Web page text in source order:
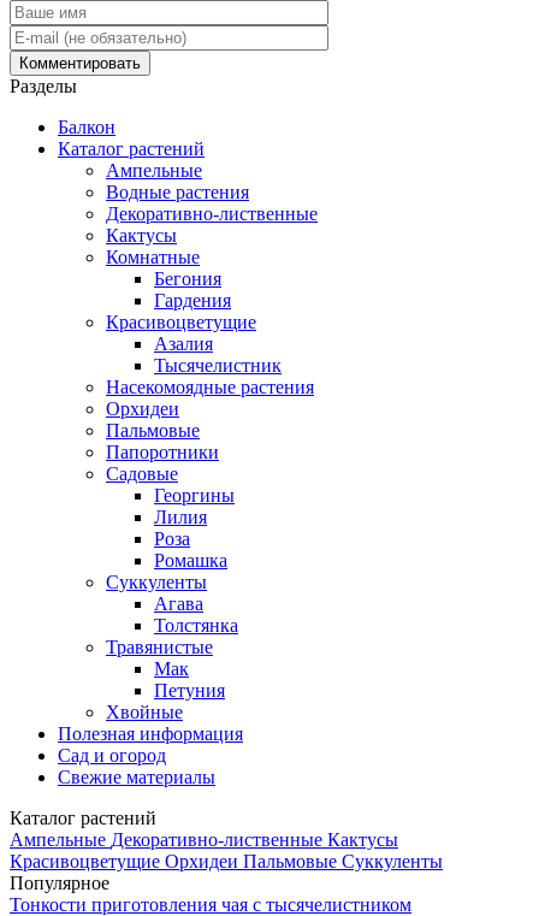
Разделы
Балкон
Каталог растений
Ампельные
Водные растения
Декоративно-лиственные
Кактусы
Комнатные
Бегония
Гардения
Красивоцветущие
Азалия
Тысячелистник
Насекомоядные растения
Орхидеи
Пальмовые
Папоротники
Садовые
Георгины
Лилия
Роза
Ромашка
Суккуленты
Агава
Толстянка
Травянистые
Мак
Петуния
Хвойные
Полезная информация
Сад и огород
Свежие материалы
Каталог растений
Ампельные Декоративно-лиственные Кактусы
Красивоцветущие Орхидеи Пальмовые Суккуленты
Популярное
Тонкости приготовления чая с тысячелистником